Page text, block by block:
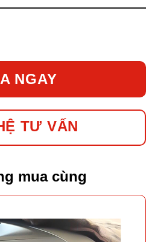
NGAY
TƯ VẤN
mua cùng